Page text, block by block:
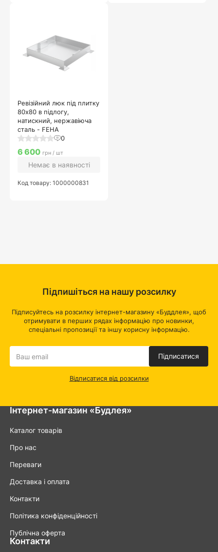
Ревізійний люк під плитку
80х80 в підлогу,
натискний, нержавіюча
сталь - FEHA
0
6 600 грн / шт
Немає в наявності
Код товару: 1000000831
Інтернет-магазин «Будлея»
Каталог товарів
Про нас
Переваги
Доставка і оплата
Контакти
Політика конфіденційності
Публічна оферта
Контакти
Підпишіться на нашу розсилку
Підписуйтесь на розсилку інтернет-магазину «Буддлея», щоб
отримувати в перших рядах інформацію про новинки,
спеціальні пропозиції та іншу корисну інформацію.
Підписатися
Відписатися від розсилки